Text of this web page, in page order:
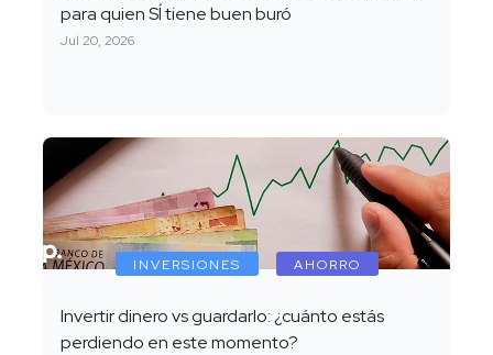
para quien SÍ tiene buen buró
Jul 20, 2026
INVERSIONES AHORRO
Invertir dinero vs guardarlo: ¿cuánto estás
perdiendo en este momento?